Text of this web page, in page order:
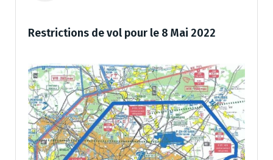
Restrictions de vol pour le 8 Mai 2022